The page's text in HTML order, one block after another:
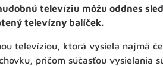
televíziu môžu oddnes
televízny balíček.
televíziou, ktorá vysiela najmä
pričom súčasťou vysielania